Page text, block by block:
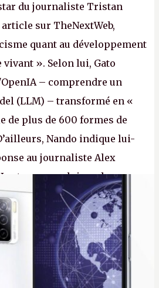
du journaliste Tristan
sur TheNextWeb,
quant au développement
vivant ». Selon lui, Gato
– comprendre un
(LLM) – transformé en «
de plus de 600 formes de
Nando indique lui-
au journaliste Alex
est « encore loin » de
test de Turing. (Crédit
Brognoli)